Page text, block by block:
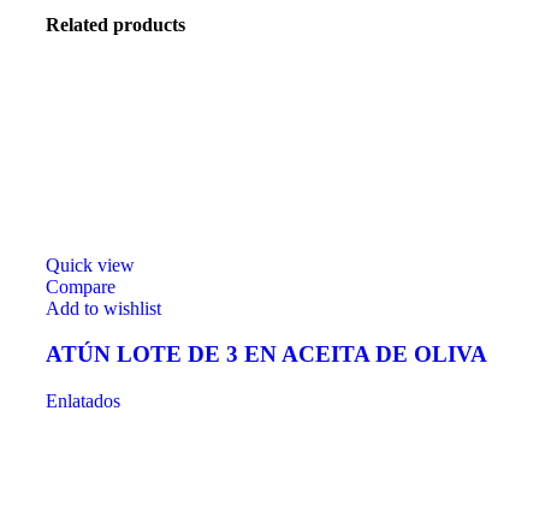
Related products
Quick view
Compare
Add to wishlist
ATÚN LOTE DE 3 EN ACEITA DE OLIVA
Enlatados